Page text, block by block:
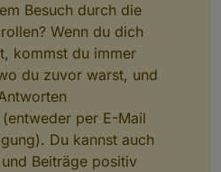
Besuch durch die
Wenn du dich
kommst du immer
du zuvor warst, und
per E-Mail
Du kannst auch
Beiträge positiv